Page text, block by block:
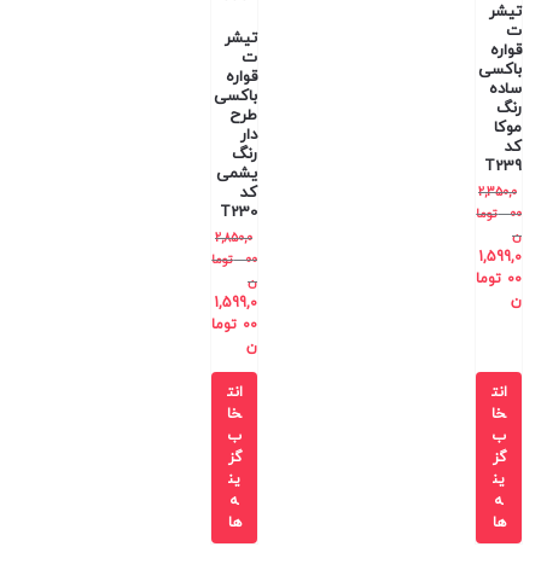
تیشر
ت
قواره
باکسی
ساده
رنگ
موکا
کد
T239
2,350,0
00
توما
ن
1,599,0
00 توما
ن
انت
خا
ب
گز
ین
ه
ها
تیشر
ت
قواره
باکسی
طرح
دار
رنگ
یشمی
کد
T230
2,850,0
00
توما
ن
1,599,0
00 توما
ن
انت
خا
ب
گز
ین
ه
ها